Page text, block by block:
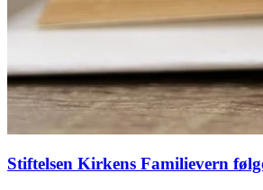
Stiftelsen Kirkens Familievern